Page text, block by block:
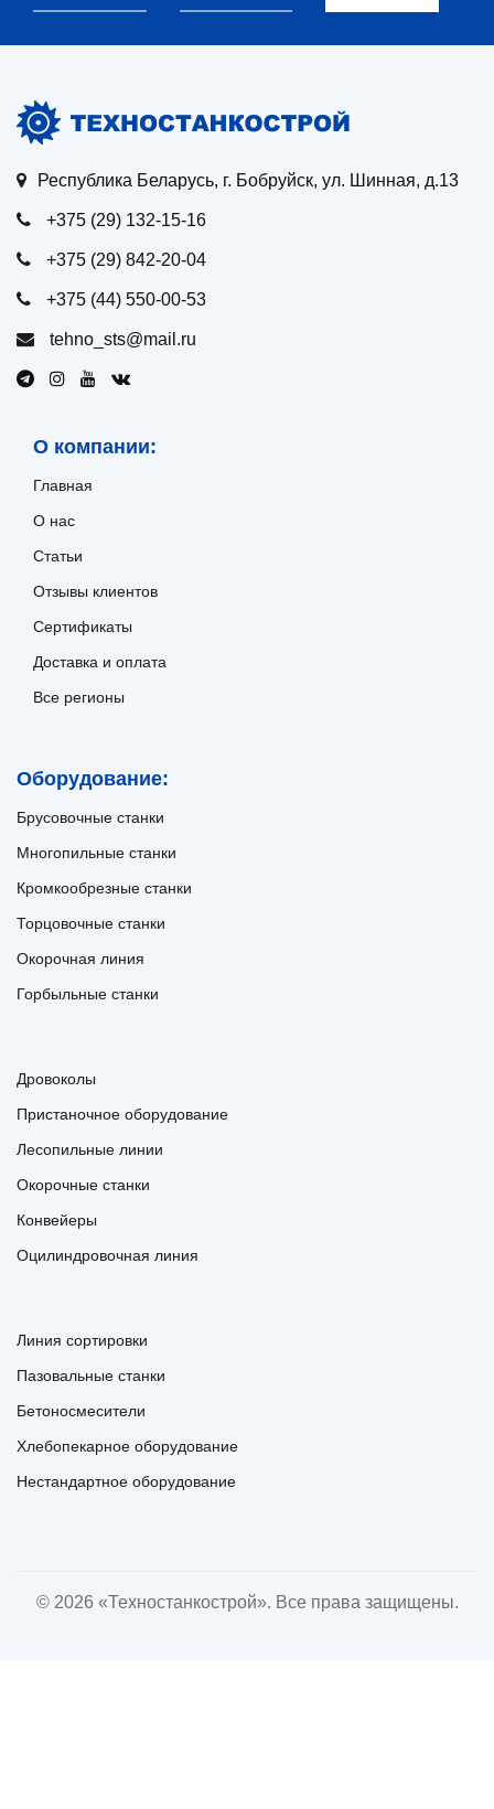
Республика Беларусь, г. Бобруйск, ул. Шинная, д.13
+375 (29) 132-15-16
+375 (29) 842-20-04
+375 (44) 550-00-53
tehno_sts@mail.ru
О компании:
Главная
О нас
Статьи
Отзывы клиентов
Сертификаты
Доставка и оплата
Все регионы
Оборудование:
Брусовочные станки
Многопильные станки
Кромкообрезные станки
Торцовочные станки
Окорочная линия
Горбыльные станки
Дровоколы
Пристаночное оборудование
Лесопильные линии
Окорочные станки
Конвейеры
Оцилиндровочная линия
Линия сортировки
Пазовальные станки
Бетоносмесители
Хлебопекарное оборудование
Нестандартное оборудование
© 2026 «Техностанкострой». Все права защищены.